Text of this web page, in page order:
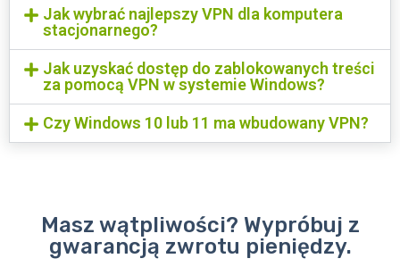
Jak wybrać najlepszy VPN dla komputera
stacjonarnego?
Jak uzyskać dostęp do zablokowanych treści
za pomocą VPN w systemie Windows?
Czy Windows 10 lub 11 ma wbudowany VPN?
Masz wątpliwości? Wypróbuj z
gwarancją zwrotu pieniędzy.